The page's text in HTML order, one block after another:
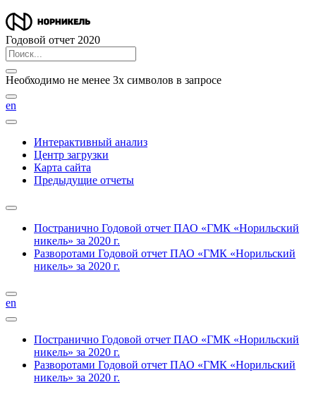
Годовой отчет 2020
Необходимо не менее 3х символов в запросе
en
Интерактивный анализ
Центр загрузки
Карта сайта
Предыдущие отчеты
Постранично Годовой отчет ПАО «ГМК «Норильский
никель» за 2020 г.
Разворотами Годовой отчет ПАО «ГМК «Норильский
никель» за 2020 г.
en
Постранично Годовой отчет ПАО «ГМК «Норильский
никель» за 2020 г.
Разворотами Годовой отчет ПАО «ГМК «Норильский
никель» за 2020 г.